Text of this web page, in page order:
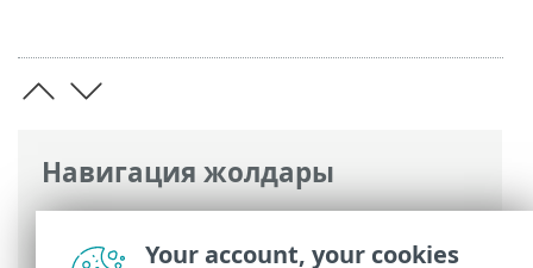
Навигация жолдары
ESET онлайн анықтамасы>ESET Small
Business Security>Жұмысты бастау>
Your account, your cookies